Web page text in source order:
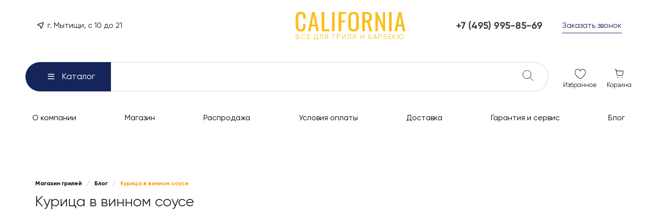
г. Мытищи, с 10 до 21
ВСЕ ДЛЯ ГРИЛЯ И БАРБЕКЮ
+7 (495) 995-85-69
ежедневно с 10 до 21
Заказать звонок
Каталог
Избранное Корзина
О компании Магазин Распродажа Условия оплаты Доставка Гарантия и сервис Блог
Магазин грилей / Блог / Курица в винном соусе
Курица в винном соусе